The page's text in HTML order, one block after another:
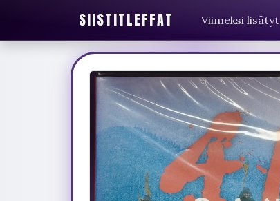
SIISTITLEFFAT Viimeksi lisätyt